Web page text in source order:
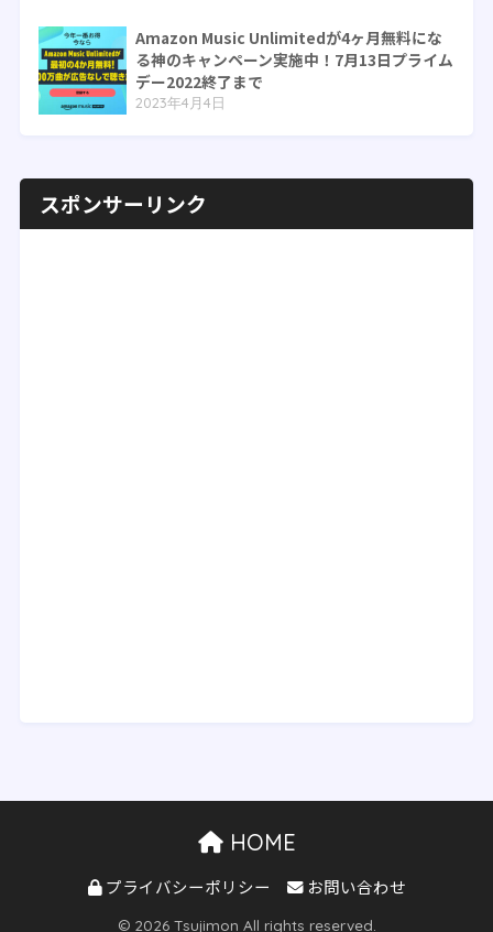
Amazon Music Unlimitedが4ヶ月無料にな
る神のキャンペーン実施中！7月13日プライム
デー2022終了まで
2023年4月4日
スポンサーリンク
HOME
プライバシーポリシー お問い合わせ
© 2026 Tsujimon All rights reserved.